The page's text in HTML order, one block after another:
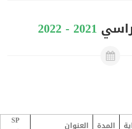
2021 - 2022
المدة العنوان
SP